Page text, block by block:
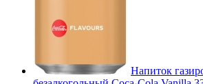
Напиток